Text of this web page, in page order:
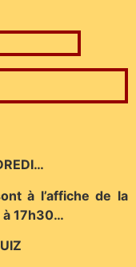
à l’affiche de la
17h30…